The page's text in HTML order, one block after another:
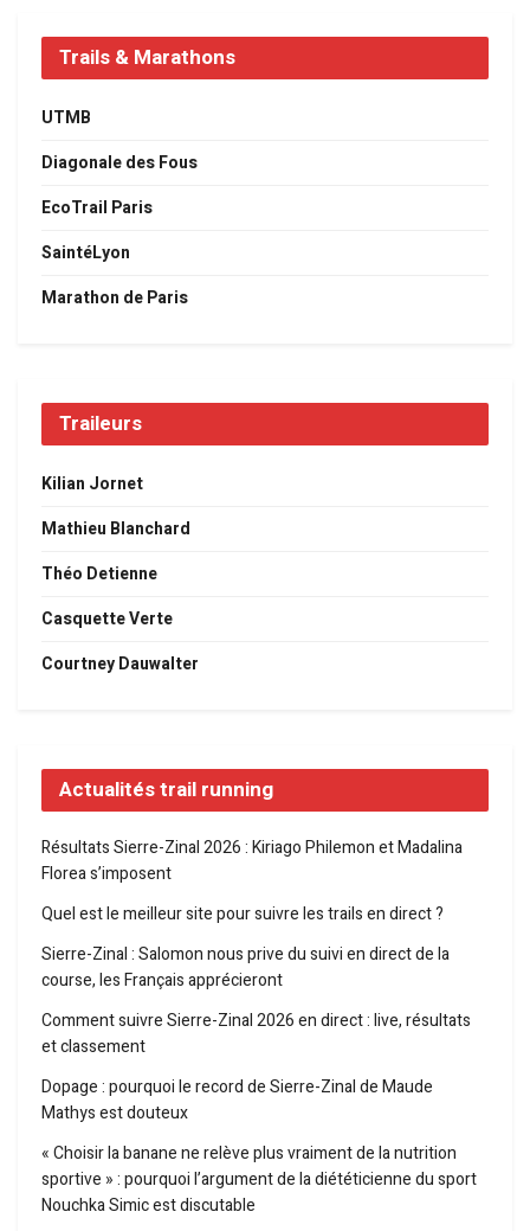
Trails & Marathons
UTMB
Diagonale des Fous
EcoTrail Paris
SaintéLyon
Marathon de Paris
Traileurs
Kilian Jornet
Mathieu Blanchard
Théo Detienne
Casquette Verte
Courtney Dauwalter
Actualités trail running
Résultats Sierre-Zinal 2026 : Kiriago Philemon et Madalina
Florea s’imposent
Quel est le meilleur site pour suivre les trails en direct ?
Sierre-Zinal : Salomon nous prive du suivi en direct de la
course, les Français apprécieront
Comment suivre Sierre-Zinal 2026 en direct : live, résultats
et classement
Dopage : pourquoi le record de Sierre-Zinal de Maude
Mathys est douteux
« Choisir la banane ne relève plus vraiment de la nutrition
sportive » : pourquoi l’argument de la diététicienne du sport
Nouchka Simic est discutable